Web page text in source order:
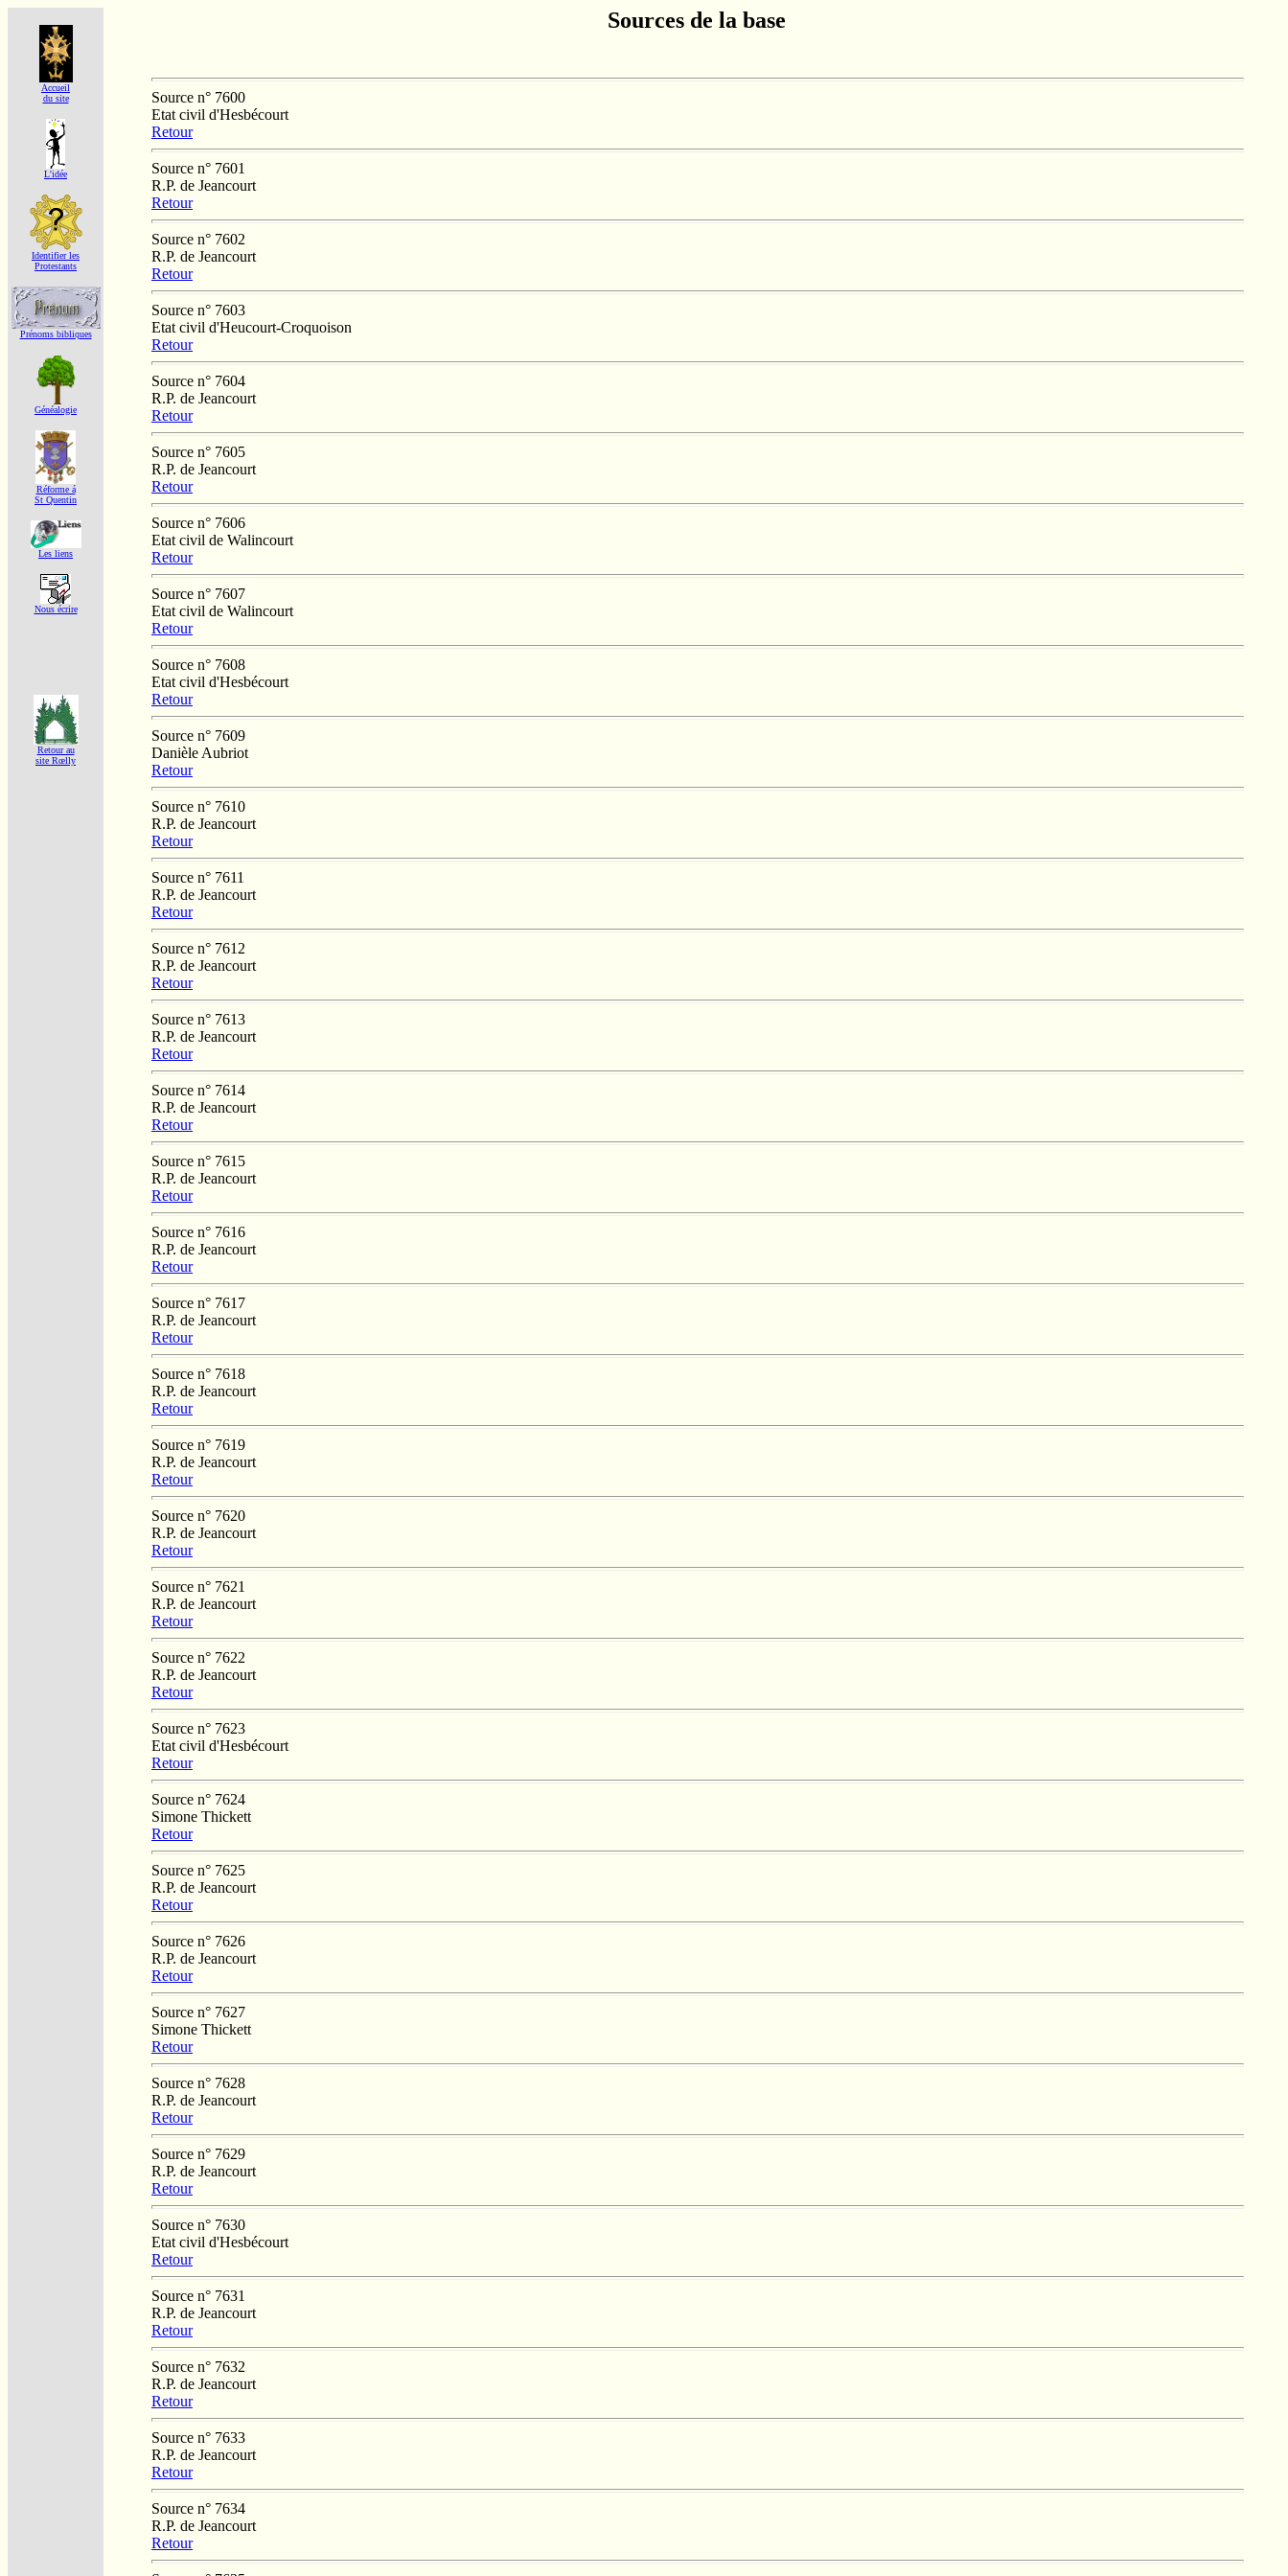
Accueil
du site
L'idée
Identifier les
Protestants
Prénoms bibliques
Généalogie
Réforme á
St Quentin
Les liens
Nous écrire
Retour au
site Rœlly
Sources de la base
Source n° 7600
Etat civil d'Hesbécourt
Retour
Source n° 7601
R.P. de Jeancourt
Retour
Source n° 7602
R.P. de Jeancourt
Retour
Source n° 7603
Etat civil d'Heucourt-Croquoison
Retour
Source n° 7604
R.P. de Jeancourt
Retour
Source n° 7605
R.P. de Jeancourt
Retour
Source n° 7606
Etat civil de Walincourt
Retour
Source n° 7607
Etat civil de Walincourt
Retour
Source n° 7608
Etat civil d'Hesbécourt
Retour
Source n° 7609
Danièle Aubriot
Retour
Source n° 7610
R.P. de Jeancourt
Retour
Source n° 7611
R.P. de Jeancourt
Retour
Source n° 7612
R.P. de Jeancourt
Retour
Source n° 7613
R.P. de Jeancourt
Retour
Source n° 7614
R.P. de Jeancourt
Retour
Source n° 7615
R.P. de Jeancourt
Retour
Source n° 7616
R.P. de Jeancourt
Retour
Source n° 7617
R.P. de Jeancourt
Retour
Source n° 7618
R.P. de Jeancourt
Retour
Source n° 7619
R.P. de Jeancourt
Retour
Source n° 7620
R.P. de Jeancourt
Retour
Source n° 7621
R.P. de Jeancourt
Retour
Source n° 7622
R.P. de Jeancourt
Retour
Source n° 7623
Etat civil d'Hesbécourt
Retour
Source n° 7624
Simone Thickett
Retour
Source n° 7625
R.P. de Jeancourt
Retour
Source n° 7626
R.P. de Jeancourt
Retour
Source n° 7627
Simone Thickett
Retour
Source n° 7628
R.P. de Jeancourt
Retour
Source n° 7629
R.P. de Jeancourt
Retour
Source n° 7630
Etat civil d'Hesbécourt
Retour
Source n° 7631
R.P. de Jeancourt
Retour
Source n° 7632
R.P. de Jeancourt
Retour
Source n° 7633
R.P. de Jeancourt
Retour
Source n° 7634
R.P. de Jeancourt
Retour